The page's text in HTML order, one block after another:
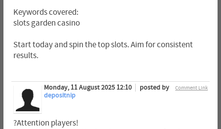
Keywords covered:
slots garden casino
Start today and spin the top slots. Aim for consistent
results.
Comment Link
Monday, 11 August 2025 12:10
posted by
depositnip
?Attention players!